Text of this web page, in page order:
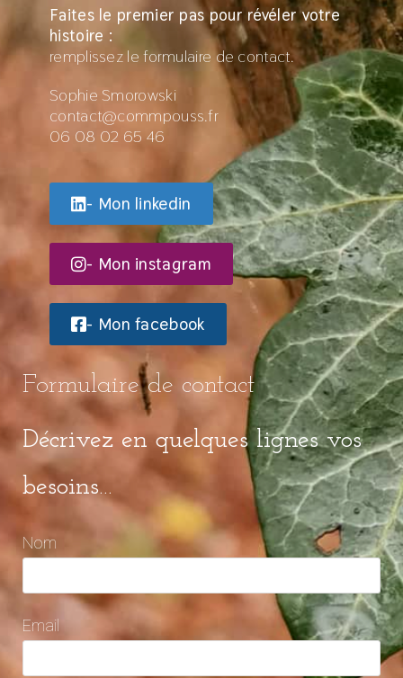
Faites le premier pas pour révéler votre
histoire :
remplissez le formulaire de contact.
Sophie Smorowski
contact@commpouss.fr
06 08 02 65 46
- Mon linkedin
- Mon instagram
- Mon facebook
Formulaire de contact
Décrivez en quelques lignes vos
besoins…
Nom
Email